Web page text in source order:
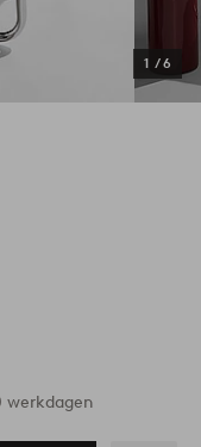
1 /6
werkdagen